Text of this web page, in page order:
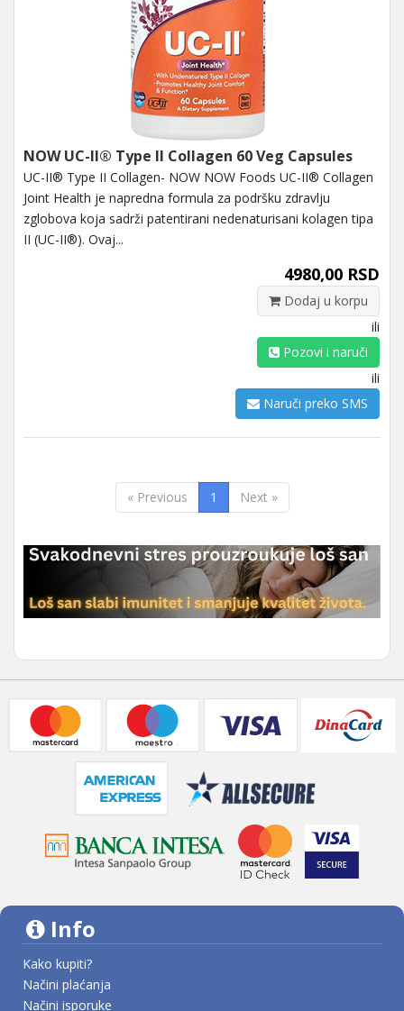
NOW UC-II® Type II Collagen 60 Veg Capsules
UC-II® Type II Collagen- NOW NOW Foods UC-II® Collagen
Joint Health je napredna formula za podršku zdravlju
zglobova koja sadrži patentirani nedenaturisani kolagen tipa
II (UC-II®). Ovaj...
4980,00 RSD
Dodaj u korpu
ili
Pozovi i naruči
ili
Naruči preko SMS
« Previous 1 Next »
Info
Kako kupiti?
Načini plaćanja
Načini isporuke